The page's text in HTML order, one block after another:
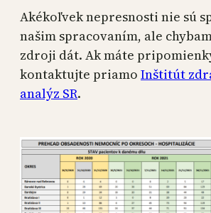
Akékoľvek nepresnosti nie sú
našim spracovaním, ale
zdroji dát. Ak máte
kontaktujte priamo Inštitút
analýz SR.